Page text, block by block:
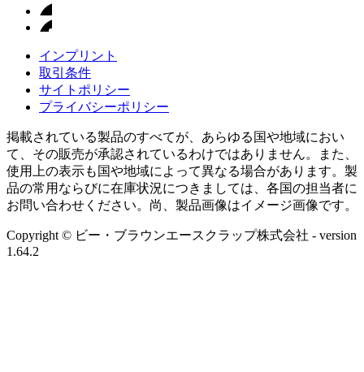
インプリント
取引条件
サイトポリシー
プライバシーポリシー
掲載されている製品のすべてが、あらゆる国や地域におい
て、その販売が承認されているわけではありません。また、
使用上の表示も国や地域によって異なる場合があります。製
品の常用ならびに在庫状況につきましては、各国の担当者に
お問い合わせください。尚、製品画像はイメージ画像です。
Copyright © ビー・ブラウンエースクラップ株式会社 - version
1.64.2